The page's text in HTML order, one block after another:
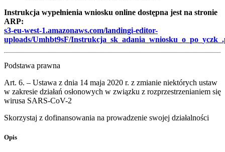
Instrukcja wypełnienia wniosku online dostępna jest na stronie
ARP:
s3-eu-west-1.amazonaws.com/landingi-editor-
uploads/Umhbt9sF/
Podstawa prawna
Art. 6. – Ustawa z dnia 14 maja 2020 r. z zmianie niektórych ustaw
w zakresie działań osłonowych w związku z rozprzestrzenianiem się
wirusa SARS-CoV-2
Skorzystaj z dofinansowania na prowadzenie swojej działalności
Opis